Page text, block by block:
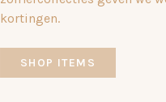
kortingen.
SHOP ITEMS